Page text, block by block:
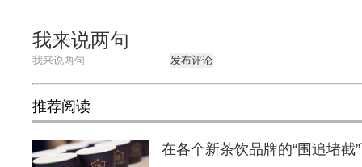
我来说两句
发布评论
推荐阅读
在各个新茶饮品牌的“围追堵截